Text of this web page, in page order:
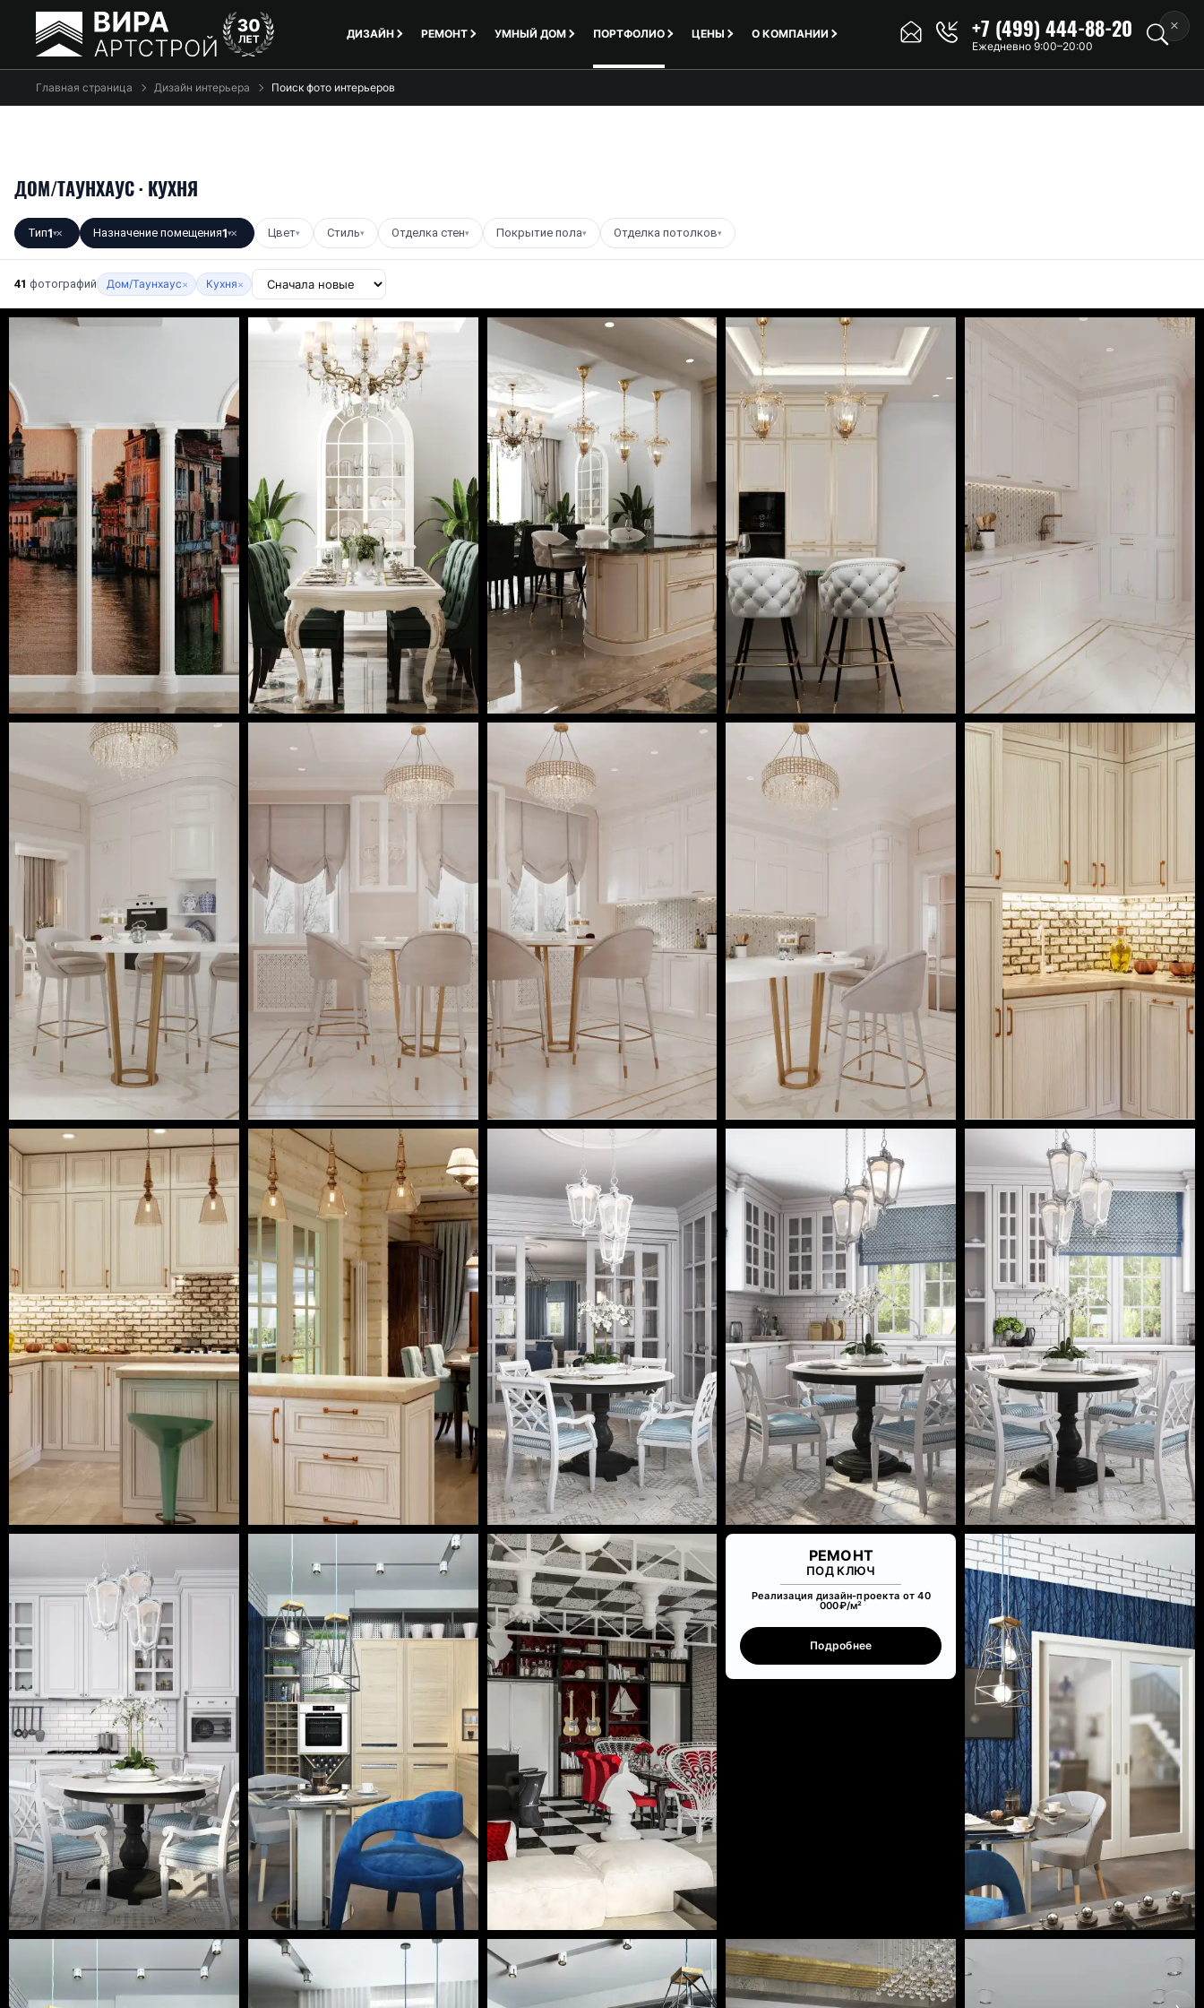
ДИЗАЙН РЕМОНТ УМНЫЙ ДОМ ПОРТФОЛИО ЦЕНЫ О КОМПАНИИ +7 (499) 444-88-20
Ежедневно 9:00–20:00
Главная страница Дизайн интерьера Поиск фото интерьеров
ДОМ/ТАУНХАУС · КУХНЯ
Тип1▾✕ Назначение помещения1▾✕ Цвет▾ Стиль▾ Отделка стен▾ Покрытие пола▾ Отделка потолков▾
41 фотографий Дом/Таунхаус× Кухня×
РЕМОНТ
ПОД КЛЮЧ
Реализация дизайн-проекта от 40
000₽/м²
Подробнее
×